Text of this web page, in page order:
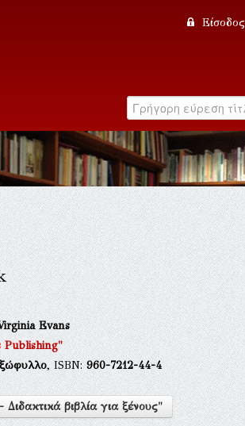
Είσοδος
Evans
Publishing"
, ISBN:960-7212-44-4
βιβλία για ξένους"